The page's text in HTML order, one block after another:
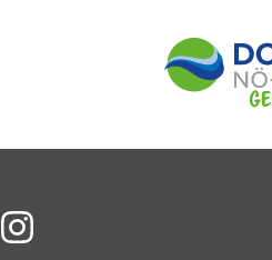
auf Facebook
auf Instagram